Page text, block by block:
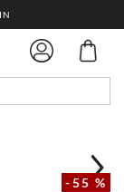
-55 %